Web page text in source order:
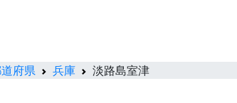
府県 兵庫 淡路島室津